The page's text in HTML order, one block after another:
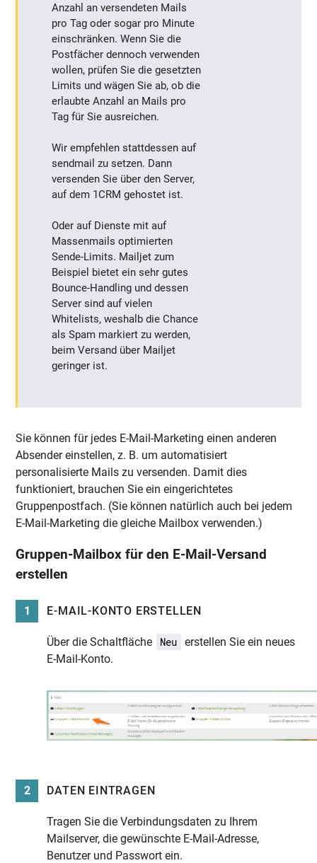
Anzahl an versendeten Mails
pro Tag oder sogar pro Minute
einschränken. Wenn Sie die
Postfächer dennoch verwenden
wollen, prüfen Sie die gesetzten
Limits und wägen Sie ab, ob die
erlaubte Anzahl an Mails pro
Tag für Sie ausreichen.
Wir empfehlen stattdessen auf
sendmail zu setzen. Dann
versenden Sie über den Server,
auf dem 1CRM gehostet ist.
Oder auf Dienste mit auf
Massenmails optimierten
Sende-Limits. Mailjet zum
Beispiel bietet ein sehr gutes
Bounce-Handling und dessen
Server sind auf vielen
Whitelists, weshalb die Chance
als Spam markiert zu werden,
beim Versand über Mailjet
geringer ist.
Sie können für jedes E-Mail-Marketing einen anderen
Absender einstellen, z. B. um automatisiert
personalisierte Mails zu versenden. Damit dies
funktioniert, brauchen Sie ein eingerichtetes
Gruppenpostfach. (Sie können natürlich auch bei jedem
E-Mail-Marketing die gleiche Mailbox verwenden.)
Gruppen-Mailbox für den E-Mail-Versand
erstellen
1 E-MAIL-KONTO ERSTELLEN
Über die Schaltfläche Neu
erstellen Sie ein neues
E-Mail-Konto.
2 DATEN EINTRAGEN
Tragen Sie die Verbindungsdaten zu Ihrem
Mailserver, die gewünschte E-Mail-Adresse,
Benutzer und Passwort ein.